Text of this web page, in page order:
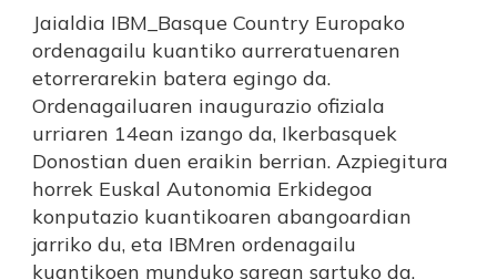
Jaialdia IBM_Basque Country Europako
ordenagailu kuantiko aurreratuenaren
etorrerarekin batera egingo da.
Ordenagailuaren inaugurazio ofiziala
urriaren 14ean izango da, Ikerbasquek
Donostian duen eraikin berrian. Azpiegitura
horrek Euskal Autonomia Erkidegoa
konputazio kuantikoaren abangoardian
jarriko du, eta IBMren ordenagailu
kuantikoen munduko sarean sartuko da.